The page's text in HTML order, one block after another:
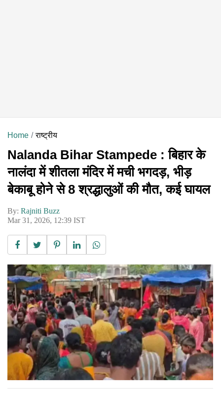
Home राष्ट्रीय
Nalanda Bihar Stampede : बिहार के
नालंदा में शीतला मंदिर में मची भगदड़, भीड़
बेकाबू होने से 8 श्रद्धालुओं की मौत, कई घायल
By: Rajniti Buzz
Mar 31, 2026, 12:39 IST